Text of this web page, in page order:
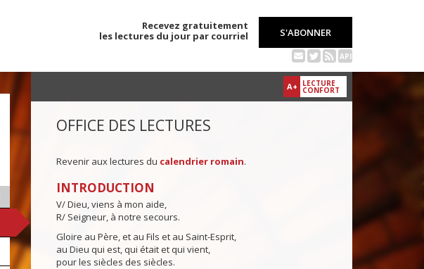
Recevez gratuitement
les lectures du jour par courriel
S'ABONNER
API
A+ LECTURE
CONFORT
OFFICE DES LECTURES
Revenir aux lectures du calendrier romain.
INTRODUCTION
V/ Dieu, viens à mon aide,
R/ Seigneur, à notre secours.
Gloire au Père, et au Fils et au Saint-Esprit,
au Dieu qui est, qui était et qui vient,
pour les siècles des siècles.